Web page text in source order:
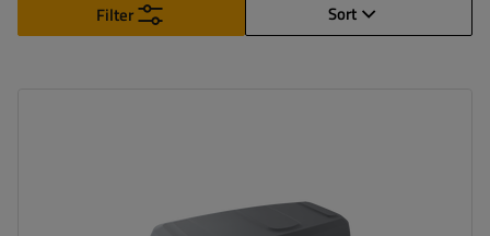
Sort
Filter